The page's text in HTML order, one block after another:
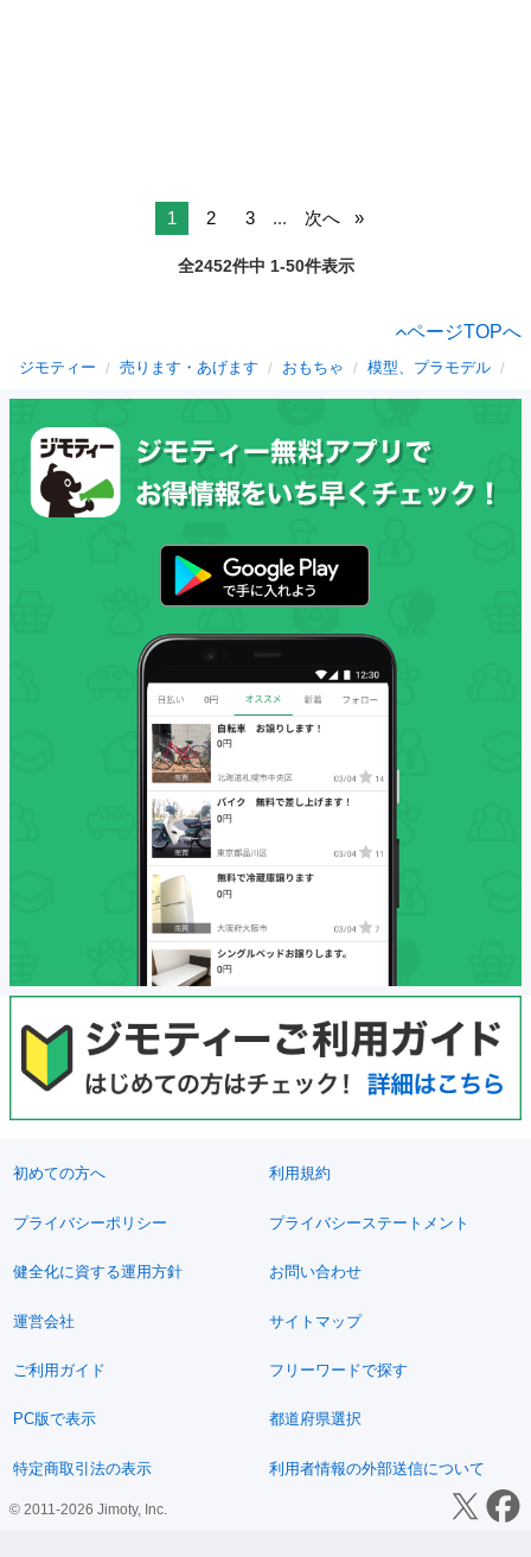
1 2 3 ... 次へ
全2452件中 1-50件表示
ページTOPへ
ジモティー 売ります・あげます おもちゃ 模型、プラモデル
初めての方へ 利用規約
プライバシーポリシー プライバシーステートメント
健全化に資する運用方針 お問い合わせ
運営会社 サイトマップ
ご利用ガイド フリーワードで探す
PC版で表示 都道府県選択
特定商取引法の表示 利用者情報の外部送信について
© 2011-2026 Jimoty, Inc.